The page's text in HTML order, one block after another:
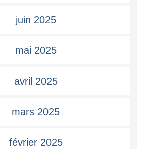
juin 2025
mai 2025
avril 2025
mars 2025
février 2025